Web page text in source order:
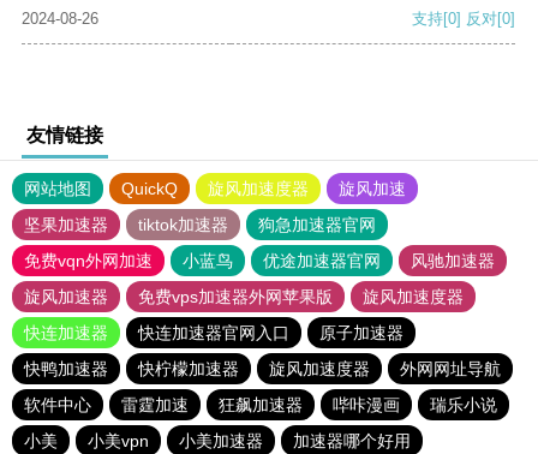
2024-08-26
支持[0] 反对[0]
友情链接
网站地图 QuickQ 旋风加速度器
旋风加速
坚果加速器
tiktok加速器
狗急加速器官网
免费vqn外网加速
小蓝鸟 优途加速器官网
风驰加速器
旋风加速器
免费vps加速器外网苹果版
旋风加速度器
快连加速器
快连加速器官网入口
原子加速器
快鸭加速器
快柠檬加速器 旋风加速度器
外网网址导航
软件中心
雷霆加速 狂飙加速器 哔咔漫画
瑞乐小说
小美
小美vpn 小美加速器
加速器哪个好用